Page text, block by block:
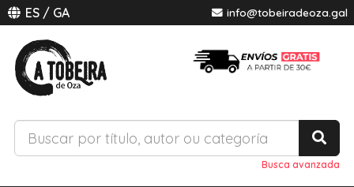
ES / GA info@tobeiradeoza.gal
Busca avanzada